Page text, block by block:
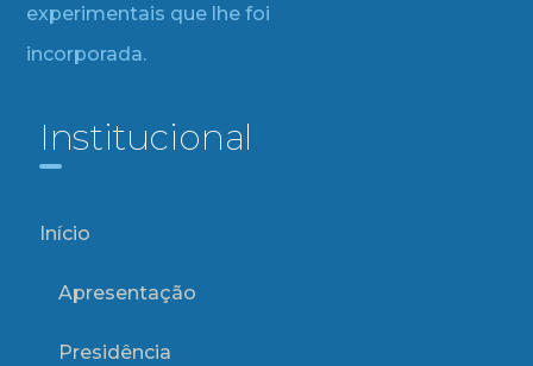
experimentais que lhe foi
incorporada.
Institucional
Início
Apresentação
Presidência